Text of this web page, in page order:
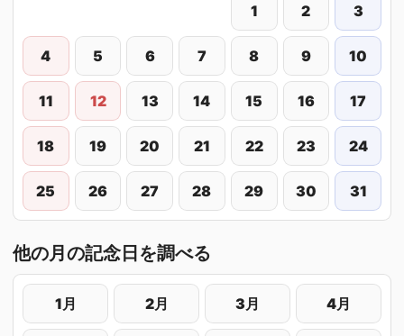
1 2 3
4 5 6 7 8 9 10
11 12 13 14 15 16 17
18 19 20 21 22 23 24
25 26 27 28 29 30 31
他の月の記念日を調べる
1月 2月 3月 4月